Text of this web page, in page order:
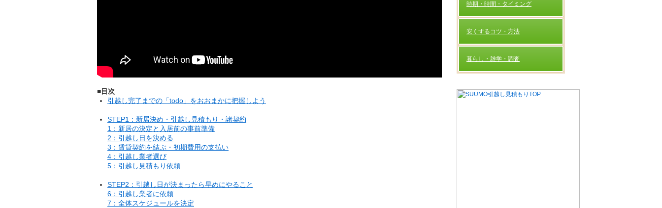
■目次
引越し完了までの「todo」をおおまかに把握しよう
STEP1：新居決め・引越し見積もり・諸契約
1：新居の決定と入居前の事前準備
2：引越し日を決める
3：賃貸契約を結ぶ・初期費用の支払い
4：引越し業者選び
5：引越し見積もり依頼
STEP2：引越し日が決まったら早めにやること
6：引越し業者に依頼
7：全体スケジュールを決定
時期・時間・タイミング
安くするコツ・方法
暮らし・雑学・調査